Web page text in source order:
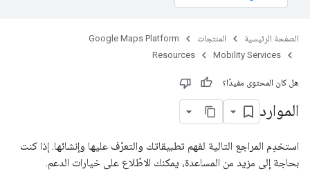
الصفحة الرئيسية المنتجات
Google Maps Platform
Mobility Services
Resources
هل كان المحتوى مفيدًا؟
الموارد
استخدِم المراجع التالية لفهم تطبيقاتك والتعرّف عليها وإنشائها. إذا كنت
بحاجة إلى مزيد من المساعدة، يمكنك الاطّلاع على خيارات الدعم.